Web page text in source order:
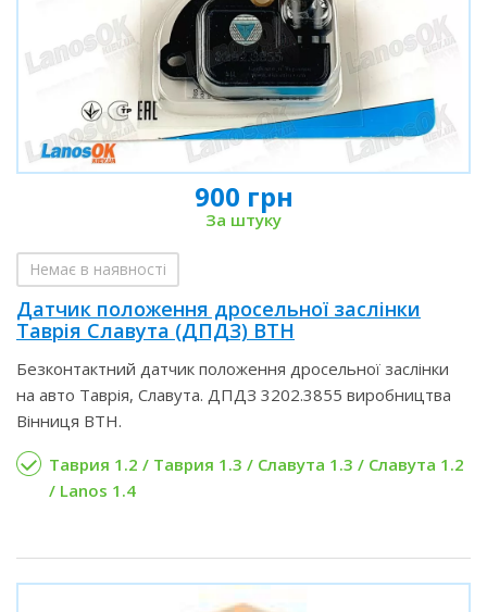
900 грн
За штуку
Немає в наявності
Датчик положення дросельної заслінки
Таврія Славута (ДПДЗ) ВТН
Безконтактний датчик положення дросельної заслінки
на авто Таврія, Славута. ДПДЗ 3202.3855 виробництва
Вінниця ВТН.
Таврия 1.2 / Таврия 1.3 / Славута 1.3 / Славута 1.2
/ Lanos 1.4